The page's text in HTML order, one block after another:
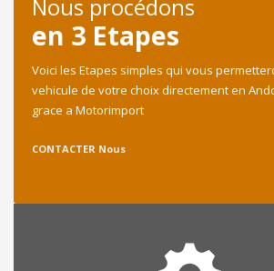
Nous procédons
en 3 Etapes
Voici les Etapes simples qui vous
vehicule de votre choix directement en
grace a Motorimport
CONTACTER Nous